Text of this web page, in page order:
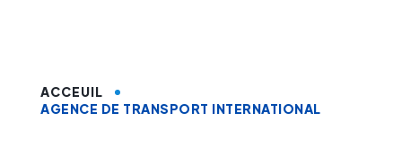
ACCEUIL
AGENCE DE TRANSPORT INTERNATIONAL